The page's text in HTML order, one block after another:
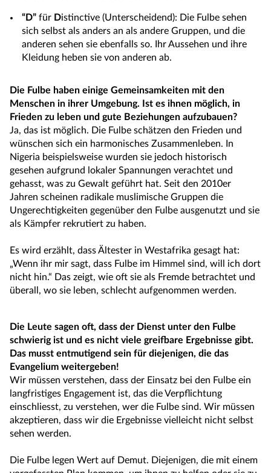
“D” für Distinctive (Unterscheidend): Die Fulbe sehen
sich selbst als anders an als andere Gruppen, und die
anderen sehen sie ebenfalls so. Ihr Aussehen und ihre
Kleidung heben sie von anderen ab.
Die Fulbe haben einige Gemeinsamkeiten mit den
Menschen in ihrer Umgebung. Ist es ihnen möglich, in
Frieden zu leben und gute Beziehungen aufzubauen?
Ja, das ist möglich. Die Fulbe schätzen den Frieden und
wünschen sich ein harmonisches Zusammenleben. In
Nigeria beispielsweise wurden sie jedoch historisch
gesehen aufgrund lokaler Spannungen verachtet und
gehasst, was zu Gewalt geführt hat. Seit den 2010er
Jahren scheinen radikale muslimische Gruppen die
Ungerechtigkeiten gegenüber den Fulbe ausgenutzt und sie
als Kämpfer rekrutiert zu haben.
Es wird erzählt, dass Ältester in Westafrika gesagt hat:
„Wenn ihr mir sagt, dass Fulbe im Himmel sind, will ich dort
nicht hin.“ Das zeigt, wie oft sie als Fremde betrachtet und
überall, wo sie leben, schlecht aufgenommen werden.
Die Leute sagen oft, dass der Dienst unter den Fulbe
schwierig ist und es nicht viele greifbare Ergebnisse gibt.
Das musst entmutigend sein für diejenigen, die das
Evangelium weitergeben!
Wir müssen verstehen, dass der Einsatz bei den Fulbe ein
langfristiges Engagement ist, das die Verpflichtung
einschliesst, zu verstehen, wer die Fulbe sind. Wir müssen
akzeptieren, dass wir die Ergebnisse vielleicht nicht selbst
sehen werden.
Die Fulbe legen Wert auf Demut. Diejenigen, die mit einem